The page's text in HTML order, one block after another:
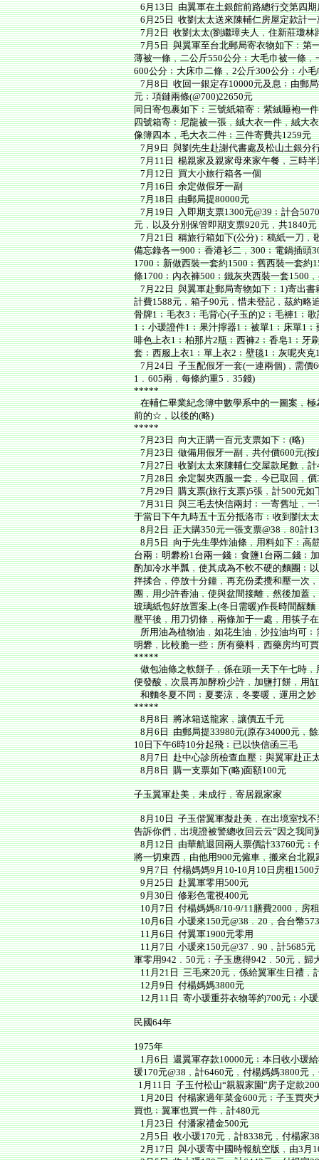
6月13日 由翼軍在土銀館前路總行交第四期
6月25日 收劉太太送來陳輔仁房屋定款計一
7月2日 收劉太太(劉繼璋夫人﹐住新莊瓊林
7月5日 與翼軍至台北郵局寄衣物如下﹕第
薄被一條﹐二公斤550公分﹔大毛巾被一條
600公分﹔大床巾二條﹐2公斤300公分﹔小
7月8日 收回一銀定存10000元及息﹔由郵局
元﹔項鏈兩條(@700)22650元
同日寄包裹如下﹕三號紙箱寄﹕紫絨睡袍一
四號箱寄﹕尼龍被一張﹐絨大衣一件﹐絨大
像簿四本﹐毛大衣二件﹔三件寄費共1259元
7月9日 與劉先生赴謝代書處及松山土銀分
7月11日 楊親家及親家母來家午餐﹐三時半
7月12日 買大小旅行箱各一個
7月16日 余定做假牙一副
7月18日 由郵局提80000元
7月19日 入即期支票1300元@39﹔計合
元﹐以及分別保管即期支票920元﹐共1840
7月21日 稱旅行箱如下(公分)﹕稿紙一刀﹐
備忘錄各一900﹔香港衫二﹐300﹔電鍋插頭
1700﹔新做西裝一套約1500﹔舊西裝一套約
條1700﹔內衣褲500﹔鐵灰夾西裝一套
7月22日 與翼軍赴郵局寄物如下﹕1)寄出書
計費1588元﹐箱子90元﹐惜未登記﹐茲約略
骨牌1﹔毛衣3﹔毛背心(子玉的)2﹔毛褲1﹔
1﹔小瑗證件1﹔果汁擰器1﹔被單1﹔床單
啡色上衣1﹔柏那片2瓶﹔西褲2﹔香皂1﹔牙
套﹔西服上衣1﹔單上衣2﹔壁毯1﹔灰呢夾
7月24日 子玉配假牙一套(一連兩個)﹐需價
1﹒605兩﹐每條約重5﹒35錢)
*****
在輔仁畢業紀念簿中數學系中的一圖案﹐極
前的☆﹐以後的(略)
*****
7月23日 向大正購一百元支票如下﹕(略)
7月23日 做備用假牙一副﹐共付價600元(按
7月27日 收劉太太來陳輔仁交屋款尾數﹐計
7月28日 余定製夾西服一套﹐今已取回﹐價
7月29日 購支票(旅行支票)5張﹐計500元如
7月31日 與三毛去快信兩封﹔一寄舊址﹐一
于當日下午九時五十五分抵洛市﹔收到劉太
8月2日 正大購350元一張支票@38﹒80計
8月5日 向于先生學炸油條﹐用料如下﹕高
台兩﹔明礬粉1台兩一錢﹔食鹽1台兩二錢﹔
酌加冷水半瓢﹐使其成為不軟不硬的麵團﹔
拌揉合﹐停放十分鐘﹐再充份柔攪和壓一次
團﹐用少許香油﹐使與盆間接離﹐然後加蓋
玻璃紙包好放置案上(冬日需暖)作長時間醒
壓平後﹐用刀切條﹐兩條加于一處﹐用筷子
所用油為植物油﹐如花生油﹐沙拉油均可﹔
明礬﹐比較脆一些﹔所有藥料﹐西藥房均可
*****
做包油條之軟餅子﹐係在頭一天下午七時﹐
便發酸﹐次晨再加酵粉少許﹐加鹽打餅﹐用
和麵冬夏不同﹔夏要涼﹐冬要暖﹐運用之妙
*****
8月8日 將冰箱送龍家﹐讓價五千元
8月6日 由郵局提33980元(原存34000元﹐
10日下午6時10分起飛﹔已以快信函三毛
8月7日 赴中心診所檢查血壓﹔與翼軍赴正
8月8日 購一支票如下(略)面額100元
子玉翼軍赴美﹐未成行﹐寄居親家家
8月10日 子玉偕翼軍擬赴美﹐在出境室找不
告訴你們﹐出境證被警總收回云云”因之我
8月12日 由華航退回兩人票價計33760元﹔
將一切東西﹐由他用900元僱車﹐搬來台北
9月7日 付楊媽媽9月10-10月10日房租1500
9月25日 赴翼軍零用500元
9月30日 修彩色電視400元
10月7日 付楊媽媽8/10-9/11膳費2000﹐房
10月6日 小瑗來150元@38﹒20﹐合台幣
11月6日 付翼軍1900元零用
11月7日 小瑗來150元@37﹒90﹐計5685元
軍零用942﹒50元﹔子玉應得942﹒50元﹐歸
11月21日 三毛來20元﹐係給翼軍生日禮﹐
12月9日 付楊媽媽3800元
12月11日 寄小瑗重芬衣物等約700元﹔小瑗
民國64年
1975年
1月6日 還翼軍存款10000元﹔本日收小瑗
瑗170元@38﹐計6460元﹐付楊媽媽3800元
1月11日 子玉付松山“親親家園”房子定款
1月20日 付楊家過年菜金600元﹔子玉買夾
買也﹔翼軍也買一件﹐計480元
1月23日 付潘家禮金500元
2月5日 收小瑗170元﹐計8338元﹐付楊家
2月17日 與小瑗寄中國時報航空版﹐由3月